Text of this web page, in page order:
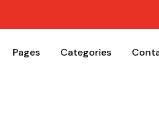
Pages Categories